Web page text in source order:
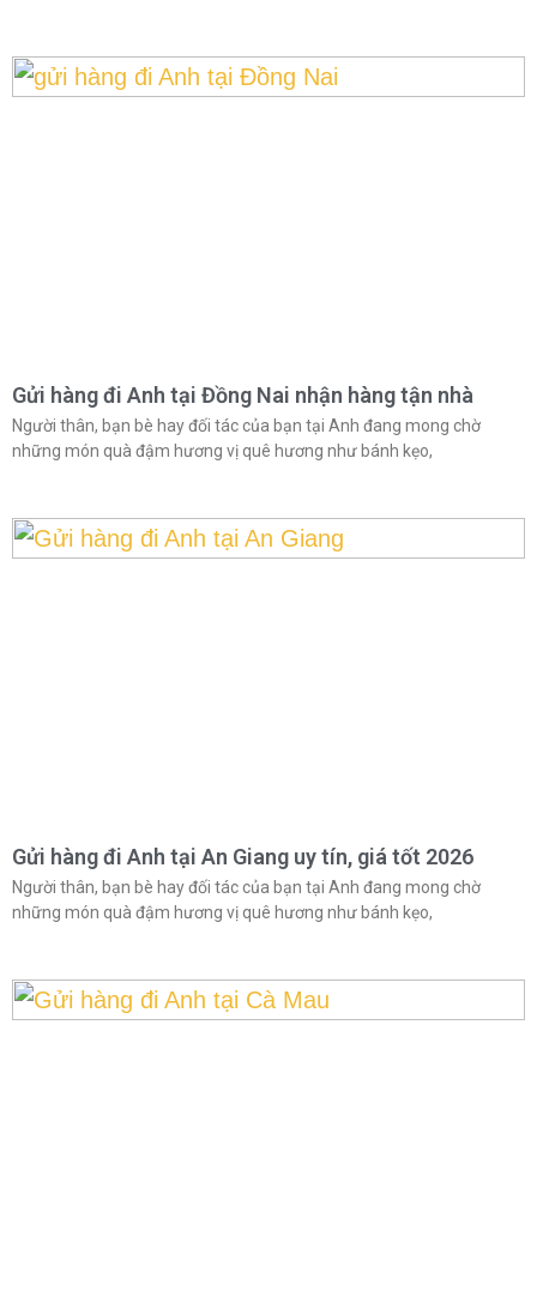
Gửi hàng đi Anh tại Đồng Nai nhận hàng tận nhà
Người thân, bạn bè hay đối tác của bạn tại Anh đang mong chờ
những món quà đậm hương vị quê hương như bánh kẹo,
Gửi hàng đi Anh tại An Giang uy tín, giá tốt 2026
Người thân, bạn bè hay đối tác của bạn tại Anh đang mong chờ
những món quà đậm hương vị quê hương như bánh kẹo,